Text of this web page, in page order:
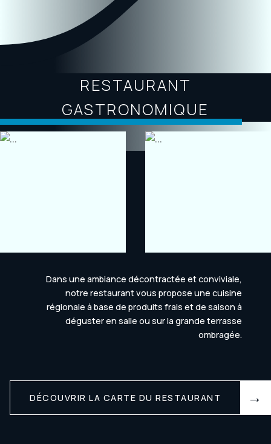
RESTAURANT
GASTRONOMIQUE
Dans une ambiance décontractée et conviviale,
notre restaurant vous propose une cuisine
régionale à base de produits frais et de saison à
déguster en salle ou sur la grande terrasse
ombragée.
DÉCOUVRIR LA CARTE DU RESTAURANT